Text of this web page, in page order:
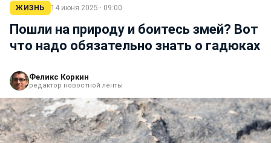
ЖИЗНЬ 14 июня 2025 · 09:00
Пошли на природу и боитесь змей? Вот
что надо обязательно знать о гадюках
Феликс Коркин
редактор новостной ленты